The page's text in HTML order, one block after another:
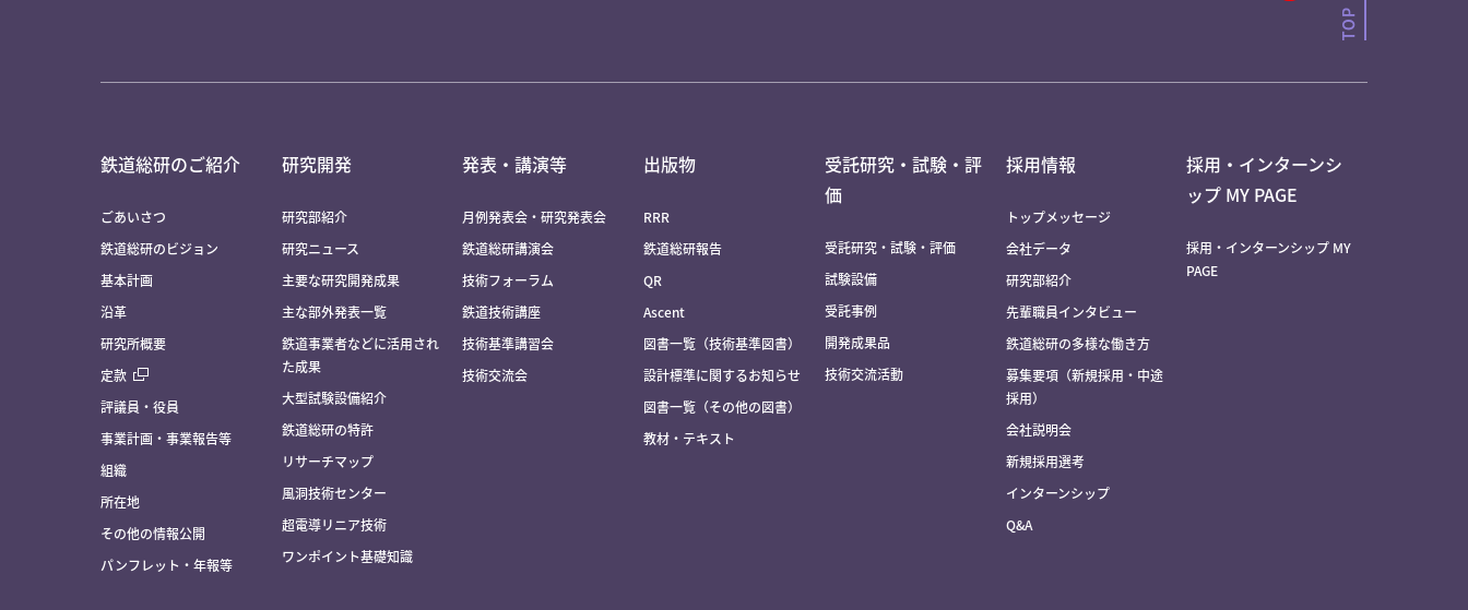
鉄道総研のご紹介
ごあいさつ
鉄道総研のビジョン
基本計画
沿革
研究所概要
定款
評議員・役員
事業計画・事業報告等
組織
所在地
その他の情報公開
パンフレット・年報等
研究開発
研究部紹介
研究ニュース
主要な研究開発成果
主な部外発表一覧
鉄道事業者などに活用され
た成果
大型試験設備紹介
鉄道総研の特許
リサーチマップ
風洞技術センター
超電導リニア技術
ワンポイント基礎知識
発表・講演等
月例発表会・研究発表会
鉄道総研講演会
技術フォーラム
鉄道技術講座
技術基準講習会
技術交流会
出版物
RRR
鉄道総研報告
QR
Ascent
図書一覧（技術基準図書）
設計標準に関するお知らせ
図書一覧（その他の図書）
教材・テキスト
受託研究・試験・評
価
受託研究・試験・評価
試験設備
受託事例
開発成果品
技術交流活動
採用情報
トップメッセージ
会社データ
研究部紹介
先輩職員インタビュー
鉄道総研の多様な働き方
募集要項（新規採用・中途
採用）
会社説明会
新規採用選考
インターンシップ
Q&A
採用・インターンシ
ップ MY PAGE
採用・インターンシップ MY
PAGE